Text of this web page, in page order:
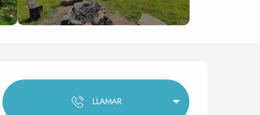
Horarios y datos de
LLAMAR